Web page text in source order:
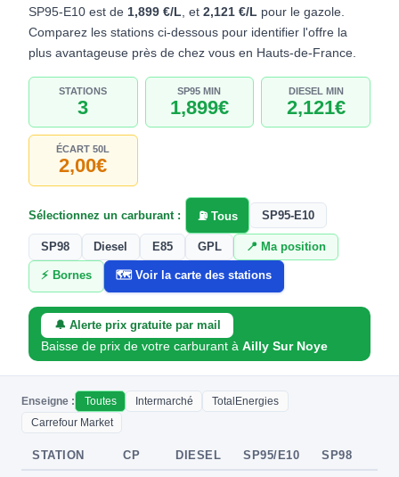
SP95-E10 est de 1,899 €/L, et 2,121 €/L pour le gazole.
Comparez les stations ci-dessous pour identifier l'offre la
plus avantageuse près de chez vous en Hauts-de-France.
STATIONS
3
SP95 MIN
1,899€
DIESEL MIN
2,121€
ÉCART 50L
2,00€
Sélectionnez un carburant : ⛽ Tous SP95-E10
SP98 Diesel E85 GPL 📍 Ma position
⚡ Bornes 🗺️ Voir la carte des stations
🔔 Alerte prix gratuite par mail
Baisse de prix de votre carburant àAilly Sur Noye
Enseigne : Toutes Intermarché
TotalEnergies
Carrefour Market
STATION CP DIESEL SP95/E10 SP98